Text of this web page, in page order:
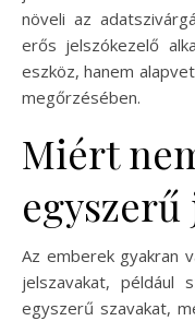
növeli az
erős jelszókezelő
eszköz, hanem
megőrzésében.
Miért
egyszerű
Az emberek gyakran
jelszavakat, például
egyszerű szavakat,